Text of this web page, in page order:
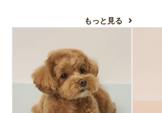
もっと見る